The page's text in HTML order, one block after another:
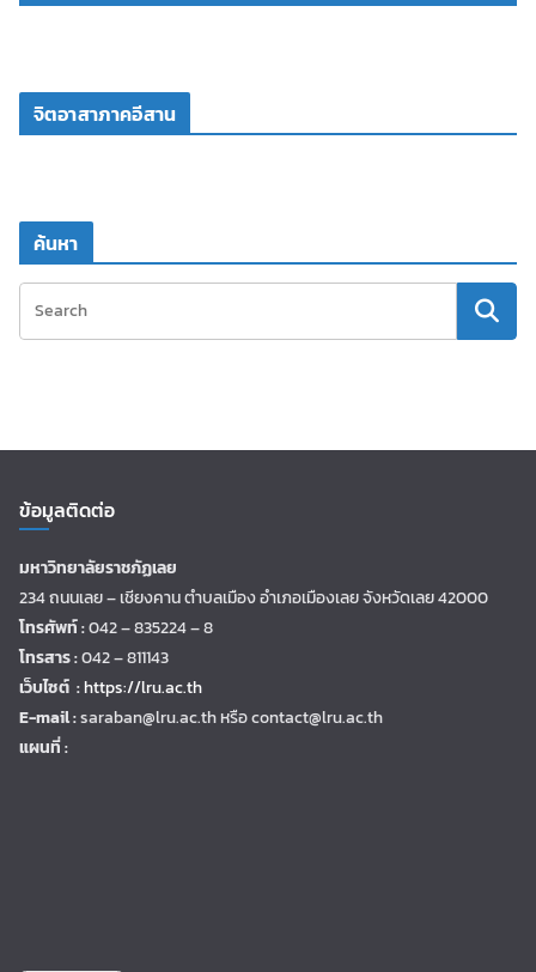
จิตอาสาภาคอีสาน
ค้นหา
ข้อมูลติดต่อ
มหาวิทยาลัยราชภัฏเลย
234 ถนนเลย – เชียงคาน ตำบลเมือง อำเภอเมืองเลย จังหวัดเลย 42000
โทรศัพท์ :042 – 835224 – 8
โทรสาร :042 – 811143
เว็บไซต์ :https://lru.ac.th
E-mail :saraban@lru.ac.thหรือ contact@lru.ac.th
แผนที่ :